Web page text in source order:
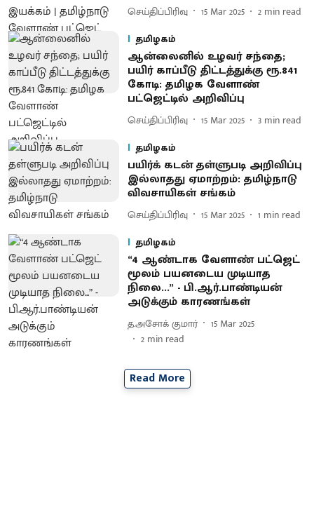
செய்திப்பிரிவு 15 Mar 2025 2 min read
தமிழகம்
ஆன்லைனில் உழவர் சந்தை;
பயிர் காப்பீடு திட்டத்துக்கு ரூ.841
கோடி: தமிழக வேளாண்
பட்ஜெட்டில் அறிவிப்பு
செய்திப்பிரிவு 15 Mar 2025 3 min read
தமிழகம்
பயிர்க் கடன் தள்ளுபடி அறிவிப்பு
இல்லாதது ஏமாற்றம்: தமிழ்நாடு
விவசாயிகள் சங்கம்
செய்திப்பிரிவு 15 Mar 2025 1 min read
தமிழகம்
“4 ஆண்டாக வேளாண் பட்ஜெட்
மூலம் பயனடைய முடியாத
நிலை...” - பி.ஆர்.பாண்டியன்
அடுக்கும் காரணங்கள்
த.அசோக் குமார்
15 Mar 2025
2 min read
Read More